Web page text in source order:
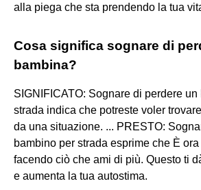
alla piega che sta prendendo la tua
Cosa significa sognare di
bambina?
SIGNIFICATO: Sognare di perdere
strada indica che potreste voler
da una situazione. ... PRESTO:
bambino per strada esprime che È
facendo ciò che ami di più. Questo ti
e aumenta la tua autostima.